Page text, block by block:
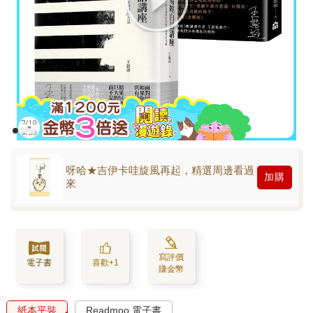
呀哈★吉伊卡哇旋風再起，精選周邊看過
來
加購
電子書 喜歡+1
寫評價
賺金幣
紙本平裝 Readmoo 電子書